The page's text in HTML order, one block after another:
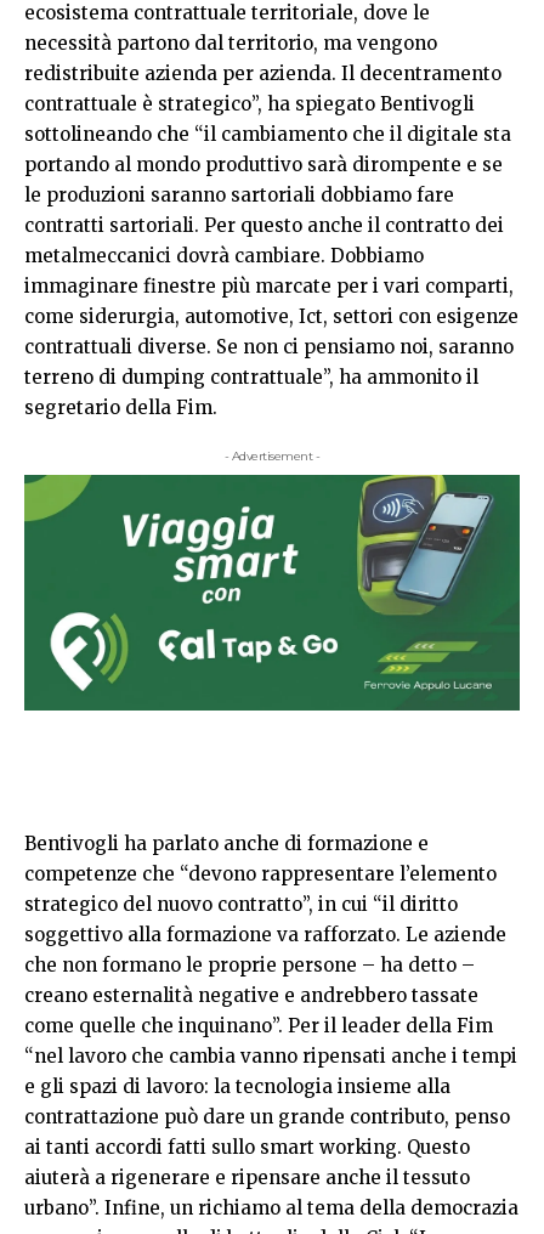
ecosistema contrattuale territoriale, dove le
necessità partono dal territorio, ma vengono
redistribuite azienda per azienda. Il decentramento
contrattuale è strategico”, ha spiegato Bentivogli
sottolineando che “il cambiamento che il digitale sta
portando al mondo produttivo sarà dirompente e se
le produzioni saranno sartoriali dobbiamo fare
contratti sartoriali. Per questo anche il contratto dei
metalmeccanici dovrà cambiare. Dobbiamo
immaginare finestre più marcate per i vari comparti,
come siderurgia, automotive, Ict, settori con esigenze
contrattuali diverse. Se non ci pensiamo noi, saranno
terreno di dumping contrattuale”, ha ammonito il
segretario della Fim.
- Advertisement -
Bentivogli ha parlato anche di formazione e
competenze che “devono rappresentare l’elemento
strategico del nuovo contratto”, in cui “il diritto
soggettivo alla formazione va rafforzato. Le aziende
che non formano le proprie persone – ha detto –
creano esternalità negative e andrebbero tassate
come quelle che inquinano”. Per il leader della Fim
“nel lavoro che cambia vanno ripensati anche i tempi
e gli spazi di lavoro: la tecnologia insieme alla
contrattazione può dare un grande contributo, penso
ai tanti accordi fatti sullo smart working. Questo
aiuterà a rigenerare e ripensare anche il tessuto
urbano”. Infine, un richiamo al tema della democrazia